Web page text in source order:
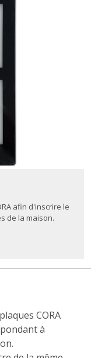
afin d'inscrire le
de la maison.
CORA
à